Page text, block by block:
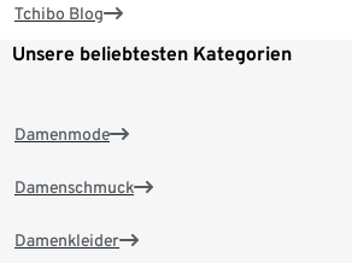
Tchibo Blog
Unsere beliebtesten Kategorien
Damenmode
Damenschmuck
Damenkleider